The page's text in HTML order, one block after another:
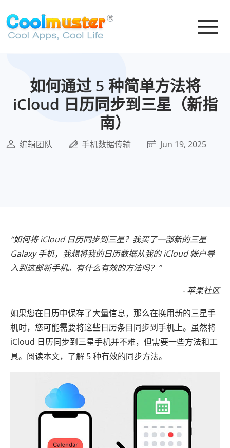
如何通过 5 种简单方法将
iCloud 日历同步到三星（新指
南）
编辑团队 手机数据传输 Jun 19, 2025
“如何将 iCloud 日历同步到三星？我买了一部新的三星
Galaxy 手机，我想将我的日历数据从我的 iCloud 帐户导
入到这部新手机。有什么有效的方法吗？”
- 苹果社区
如果您在日历中保存了大量信息，那么在换用新的三星手
机时，您可能需要将这些日历条目同步到手机上。虽然将
iCloud 日历同步到三星手机并不难，但需要一些方法和工
具。阅读本文，了解 5 种有效的同步方法。